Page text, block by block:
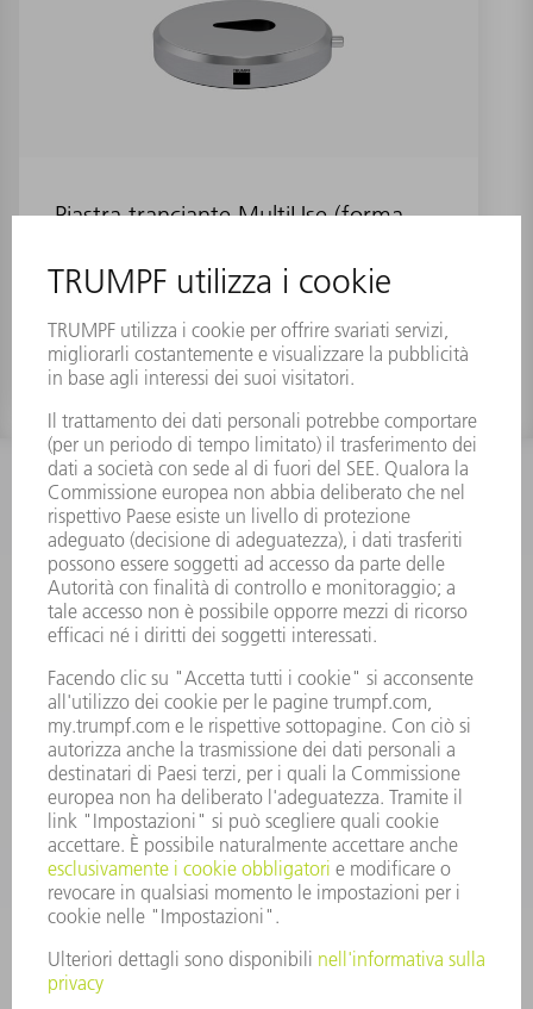
Piastra tranciante MultiUse (forma
Numero materiale:0699346
INFORMAZIONE
Domande frequenti
Condizioni generali di contratto
CONTATTO
RICAMBI TRUMPF ITALIA
lunedì a venerdì: 08:30 – 18:00
ricambi@trumpf.com
CONTATTO
UTENSILI TRUMPF ITALIA
+39 02 48489482
lunedì a venerdì: 08:00 – 18:00
utensili@trumpf.com